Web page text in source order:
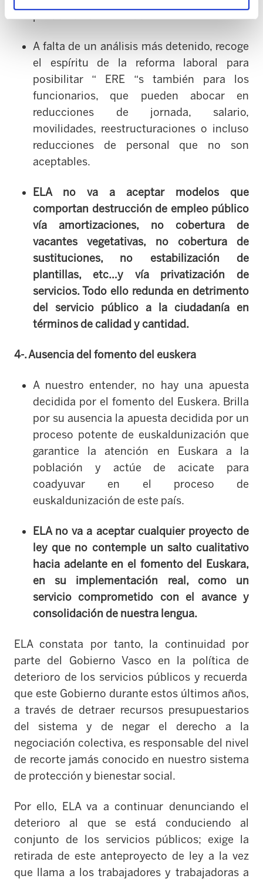
privado de determinados servicios.
A falta de un análisis más detenido, recoge
el espíritu de la reforma laboral para
posibilitar “ ERE “s también para los
funcionarios, que pueden abocar en
reducciones de jornada, salario,
movilidades, reestructuraciones o incluso
reducciones de personal que no son
aceptables.
ELA no va a aceptar modelos que
comportan destrucción de empleo público
vía amortizaciones, no cobertura de
vacantes vegetativas, no cobertura de
sustituciones, no estabilización de
plantillas, etc…y vía privatización de
servicios. Todo ello redunda en detrimento
del servicio público a la ciudadanía en
términos de calidad y cantidad.
4-. Ausencia del fomento del euskera
A nuestro entender, no hay una apuesta
decidida por el fomento del Euskera. Brilla
por su ausencia la apuesta decidida por un
proceso potente de euskaldunización que
garantice la atención en Euskara a la
población y actúe de acicate para
coadyuvar en el proceso de
euskaldunización de este país.
ELA no va a aceptar cualquier proyecto de
ley que no contemple un salto cualitativo
hacia adelante en el fomento del Euskara,
en su implementación real, como un
servicio comprometido con el avance y
consolidación de nuestra lengua.
ELA constata por tanto,
la continuidad por
parte del Gobierno Vasco en la política de
deterioro de los servicios públicos y recuerda
que este Gobierno durante estos últimos años,
a través de detraer recursos presupuestarios
del sistema y de negar el derecho a la
negociación colectiva, es responsable del nivel
de recorte jamás conocido en nuestro sistema
de protección y bienestar social.
Por ello, ELAva a continuar denunciando el
deterioro al que se está conduciendo al
conjunto de los servicios públicos; exige la
retirada de este anteproyecto de ley a la vez
que
llama a los trabajadoresy trabajadorasa